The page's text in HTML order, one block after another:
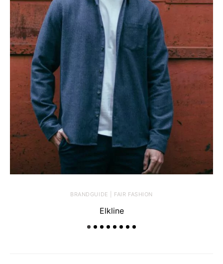
BRANDGUIDE | FAIR FASHION
Elkline